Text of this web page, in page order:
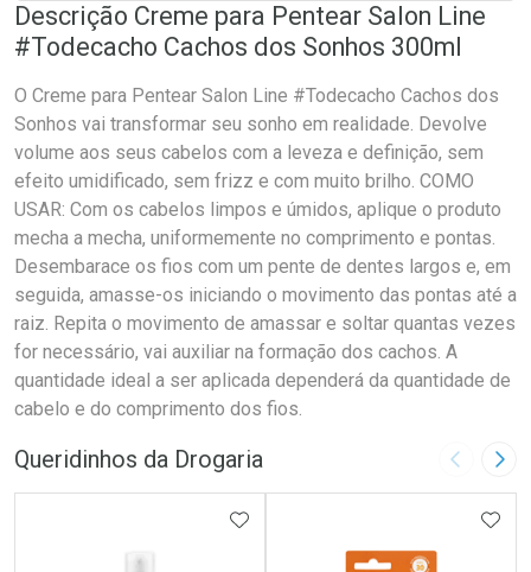
Descrição Creme para Pentear Salon Line
#Todecacho Cachos dos Sonhos 300ml
O Creme para Pentear Salon Line #Todecacho Cachos dos
Sonhos vai transformar seu sonho em realidade. Devolve
volume aos seus cabelos com a leveza e definição, sem
efeito umidificado, sem frizz e com muito brilho. COMO
USAR: Com os cabelos limpos e úmidos, aplique o produto
mecha a mecha, uniformemente no comprimento e pontas.
Desembarace os fios com um pente de dentes largos e, em
seguida, amasse-os iniciando o movimento das pontas até a
raiz. Repita o movimento de amassar e soltar quantas vezes
for necessário, vai auxiliar na formação dos cachos. A
quantidade ideal a ser aplicada dependerá da quantidade de
cabelo e do comprimento dos fios.
Queridinhos da Drogaria Imagem
ADICIONAR AOS FAVORITOS